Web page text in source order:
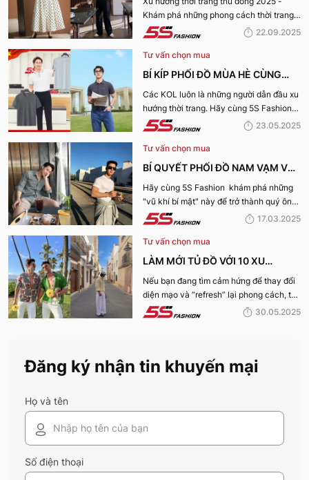
BÃO
Khám phá những phong cách thời trang
“làm mưa làm gió” từ sàn runway đến
22.09.2025
Tư vấn chọn mua
BÍ KÍP PHỐI ĐỒ MÙA HÈ CÙNG
KOL 5S FASHION: STYLE THU HÚT
CHO MỌI CHÀNG TRAI
Các KOL luôn là những người dẫn đầu xu
hướng thời trang. Hãy cùng 5S Fashion
điểm qua những bí kíp phối đồ mùa hè
23.05.2025
Tư vấn chọn mua
BÍ QUYẾT PHỐI ĐỒ NAM VẠM VỠ
ĐẸP, THU HÚT PHÁI NỮ
Hãy cùng 5S Fashion khám phá những
"vũ khí bí mật" này để trở thành quý ông
thu hút nhờ “tận dụng” triệt để những ưu
nhé:
17.03.2025
Tư vấn chọn mua
LÀM MỚI TỦ ĐỒ VỚI 10 XU
HƯỚNG THỜI TRANG HOT NHẤT
MÙA HÈ 2025
Nếu bạn đang tìm cảm hứng để thay đổi
diện mạo và “refresh” lại phong cách, thì
10 xu hướng thời trang Hè 2025 này
năm nay nhé!
30.05.2025
Đăng ký nhận tin khuyến mại
Họ và tên
Số điện thoại